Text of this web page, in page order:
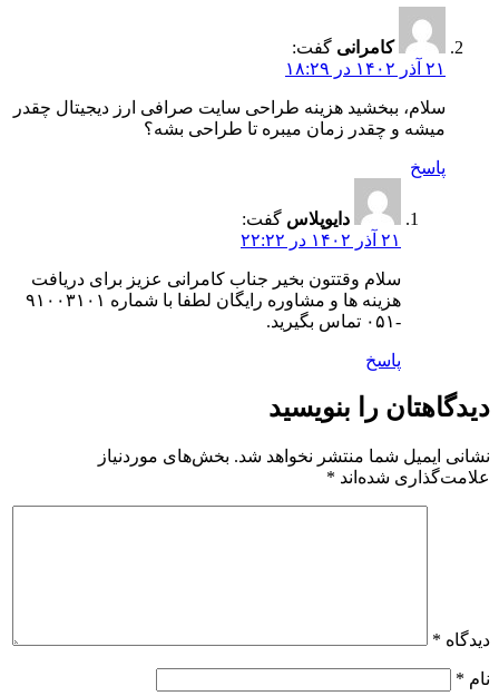
کامرانی گفت:
۲۱ آذر ۱۴۰۲ در ۱۸:۲۹
سلام، ببخشید هزینه طراحی سایت صرافی ارز دیجیتال چقدر
میشه و چقدر زمان میبره تا طراحی بشه؟
پاسخ
دایوپلاس گفت:
۲۱ آذر ۱۴۰۲ در ۲۲:۲۲
سلام وقتتون بخیر جناب کامرانی عزیز برای دریافت
هزینه ها و مشاوره رایگان لطفا با شماره ۹۱۰۰۳۱۰۱
-۰۵۱ تماس بگیرید.
پاسخ
دیدگاهتان را بنویسید
نشانی ایمیل شما منتشر نخواهد شد. بخش‌های موردنیاز
علامت‌گذاری شده‌اند *
دیدگاه *
نام *